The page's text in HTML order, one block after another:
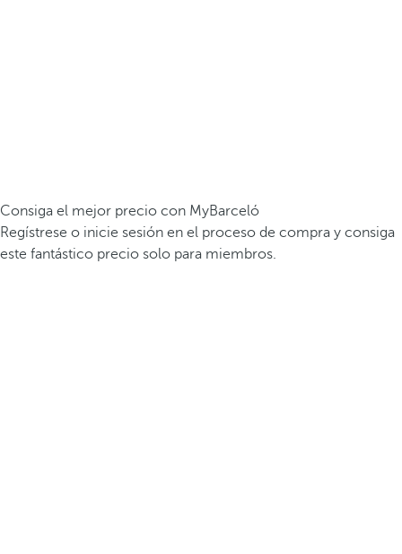
Consiga el mejor precio con MyBarceló
Regístrese o inicie sesión en el proceso de compra y consiga
este fantástico precio solo para miembros.